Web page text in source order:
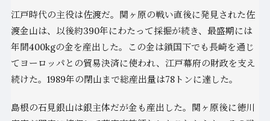
江戸時代の主役は佐渡だ。関ヶ原の戦い直後に発見された佐
渡金山は、以後約390年にわたって採掘が続き、最盛期には
年間400kgの金を産出した。この金は鎖国下でも長崎を通じ
てヨーロッパとの貿易決済に使われ、江戸幕府の財政を支え
続けた。1989年の閉山まで総産出量は78トンに達した。
島根の石見銀山は銀主体だが金も産出した。関ヶ原後に徳川